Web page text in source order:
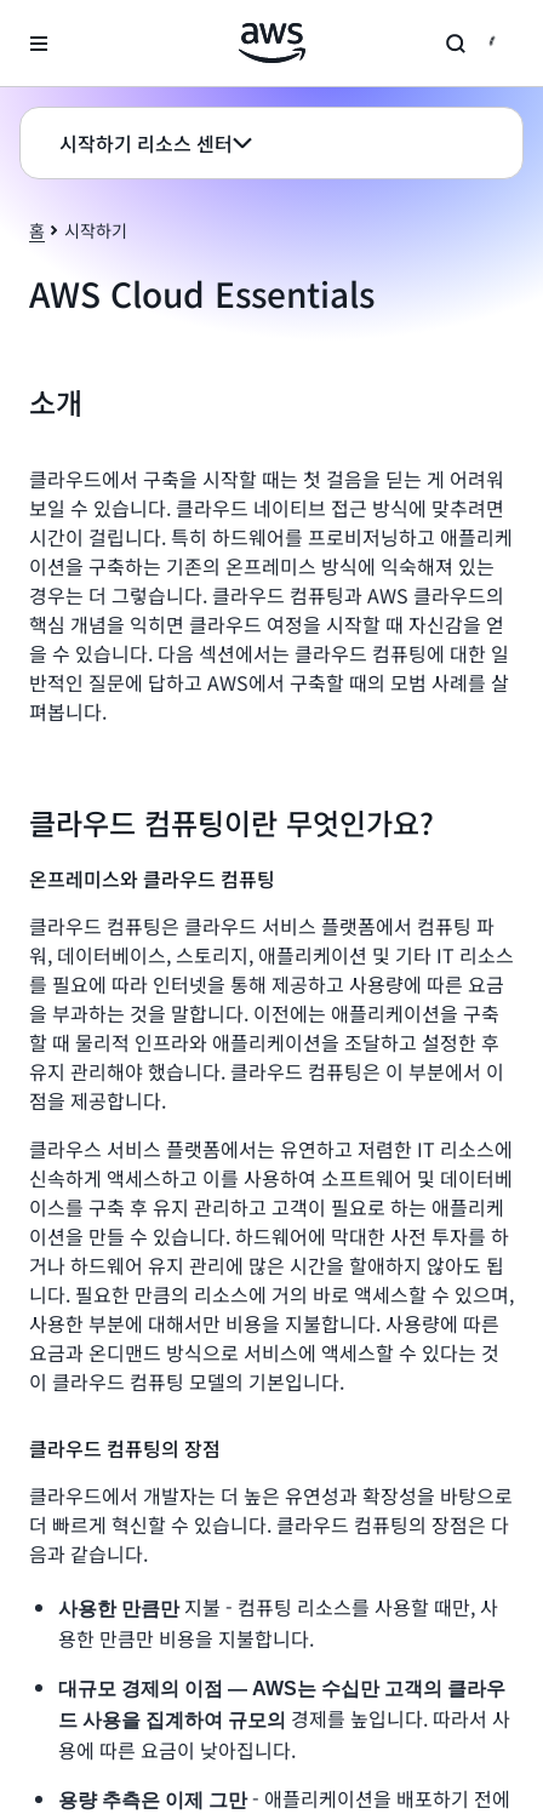
시작하기 리소스 센터
홈 시작하기
AWS Cloud Essentials
소개
클라우드에서 구축을 시작할 때는 첫 걸음을 딛는 게 어려워
보일 수 있습니다. 클라우드 네이티브 접근 방식에 맞추려면
시간이 걸립니다. 특히 하드웨어를 프로비저닝하고 애플리케
이션을 구축하는 기존의 온프레미스 방식에 익숙해져 있는
경우는 더 그렇습니다. 클라우드 컴퓨팅과 AWS 클라우드의
핵심 개념을 익히면 클라우드 여정을 시작할 때 자신감을 얻
을 수 있습니다. 다음 섹션에서는 클라우드 컴퓨팅에 대한 일
반적인 질문에 답하고 AWS에서 구축할 때의 모범 사례를 살
펴봅니다.
클라우드 컴퓨팅이란 무엇인가요?
온프레미스와 클라우드 컴퓨팅
클라우드 컴퓨팅은 클라우드 서비스 플랫폼에서 컴퓨팅 파
워, 데이터베이스, 스토리지, 애플리케이션 및 기타 IT 리소스
를 필요에 따라 인터넷을 통해 제공하고 사용량에 따른 요금
을 부과하는 것을 말합니다. 이전에는 애플리케이션을 구축
할 때 물리적 인프라와 애플리케이션을 조달하고 설정한 후
유지 관리해야 했습니다. 클라우드 컴퓨팅은 이 부분에서 이
점을 제공합니다.
클라우스 서비스 플랫폼에서는 유연하고 저렴한 IT 리소스에
신속하게 액세스하고 이를 사용하여 소프트웨어 및 데이터베
이스를 구축 후 유지 관리하고 고객이 필요로 하는 애플리케
이션을 만들 수 있습니다. 하드웨어에 막대한 사전 투자를 하
거나 하드웨어 유지 관리에 많은 시간을 할애하지 않아도 됩
니다. 필요한 만큼의 리소스에 거의 바로 액세스할 수 있으며,
사용한 부분에 대해서만 비용을 지불합니다. 사용량에 따른
요금과 온디맨드 방식으로 서비스에 액세스할 수 있다는 것
이 클라우드 컴퓨팅 모델의 기본입니다.
클라우드 컴퓨팅의 장점
클라우드에서 개발자는 더 높은 유연성과 확장성을 바탕으로
더 빠르게 혁신할 수 있습니다. 클라우드 컴퓨팅의 장점은 다
음과 같습니다.
사용한 만큼만 지불 - 컴퓨팅 리소스를 사용할 때만, 사
용한 만큼만 비용을 지불합니다.
대규모 경제의 이점 — AWS는 수십만 고객의 클라우
드 사용을 집계하여 규모의 경제를 높입니다. 따라서 사
용에 따른 요금이 낮아집니다.
용량 추측은 이제 그만- 애플리케이션을 배포하기 전에